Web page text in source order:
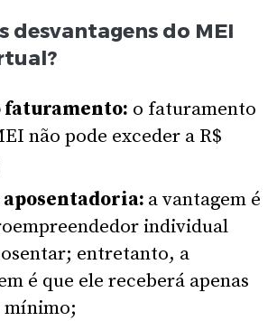
desvantagens do MEI
o faturamento
não pode exceder a R$
a vantagem é
individual
entretanto, a
é que ele receberá apenas
mínimo;